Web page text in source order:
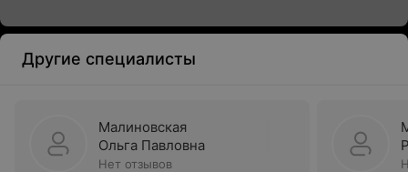
Другие специалисты
Малиновская
Ольга Павловна
Нет отзывов